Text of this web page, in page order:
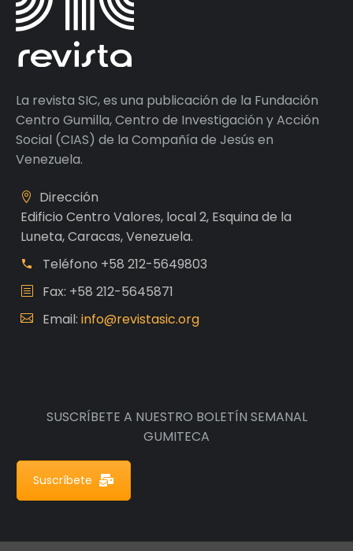
La revista SIC, es una publicación de la Fundación
Centro Gumilla, Centro de Investigación y Acción
Social (CIAS) de la Compañía de Jesús en
Venezuela.
Dirección
Edificio Centro Valores, local 2, Esquina de la
Luneta, Caracas, Venezuela.
Teléfono +58 212-5649803
Fax: +58 212-5645871
Email: info@revistasic.org
SUSCRÍBETE A NUESTRO BOLETÍN SEMANAL
GUMITECA
Suscríbete